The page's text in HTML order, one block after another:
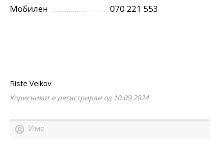
Мобилен
070 221 553
Riste Velkov
Корисникот е регистриран од 10.09.2024